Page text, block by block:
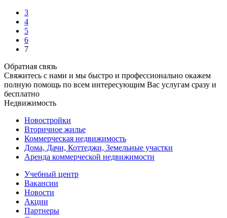
3
4
5
6
7
Обратная связь
Свяжитесь с нами и мы быстро и профессионально окажем
полную помощь по всем интересующим Вас услугам сразу и
бесплатно
Недвижимость
Новостройки
Вторичное жилье
Коммерческая недвижимость
Дома, Дачи, Коттеджи, Земельные участки
Аренда коммерческой недвижимости
Учебный центр
Вакансии
Новости
Акции
Партнеры